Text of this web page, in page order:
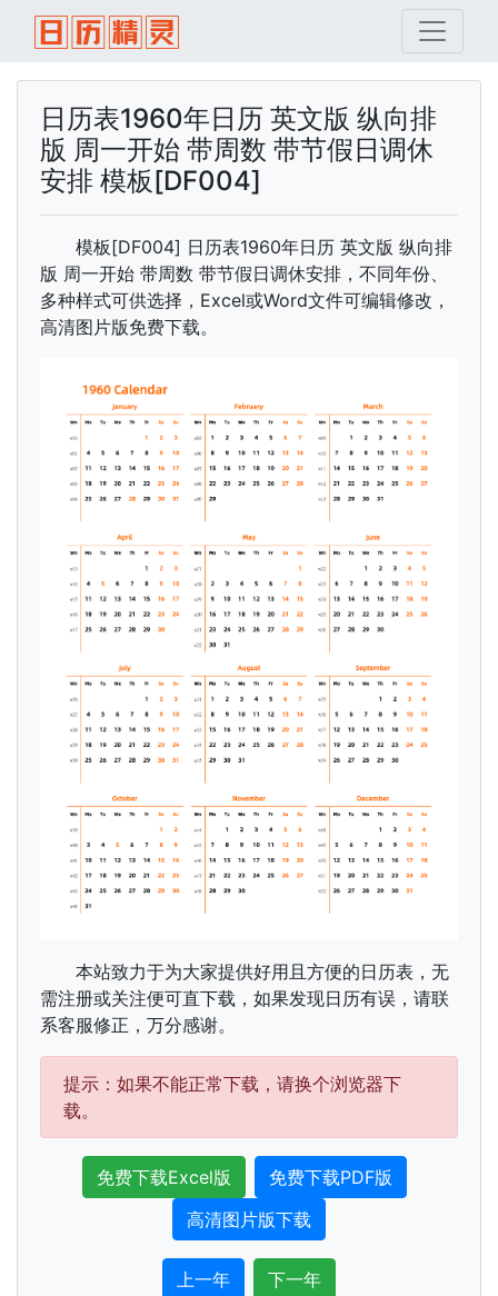
日历表1960年日历 英文版 纵向排
版 周一开始 带周数 带节假日调休
安排 模板[DF004]
模板[DF004] 日历表1960年日历 英文版 纵向排
版 周一开始 带周数 带节假日调休安排，不同年份、
多种样式可供选择，Excel或Word文件可编辑修改，
高清图片版免费下载。
本站致力于为大家提供好用且方便的日历表，无
需注册或关注便可直下载，如果发现日历有误，请联
系客服修正，万分感谢。
提示：如果不能正常下载，请换个浏览器下
载。
免费下载Excel版
免费下载PDF版
高清图片版下载
上一年 下一年